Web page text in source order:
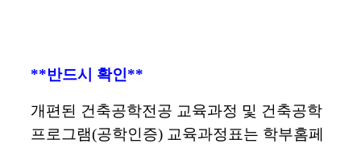
**반드시 확인**
개편된 건축공학전공 교육과정 및 건축공학
프로그램(공학인증) 교육과정표는 학부홈페